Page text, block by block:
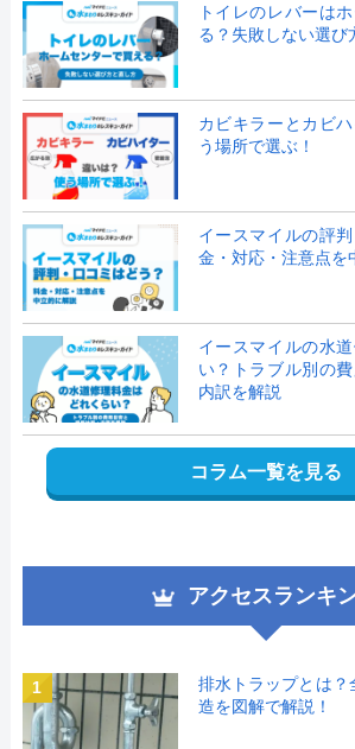
トイレのレバーは
る？失敗しない選び
カビキラーとカビ
う場所で選ぶ！
イースマイルの評
金・対応・注意点を
イースマイルの水
い？トラブル別の
内訳を解説
コラム一覧を見る
アクセスランキ
1
排水トラップとは
造を図解で解説！